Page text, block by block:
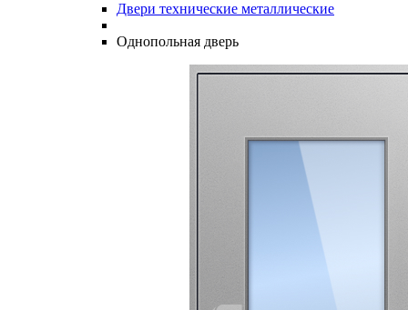
Двери технические металлические
Однопольная дверь